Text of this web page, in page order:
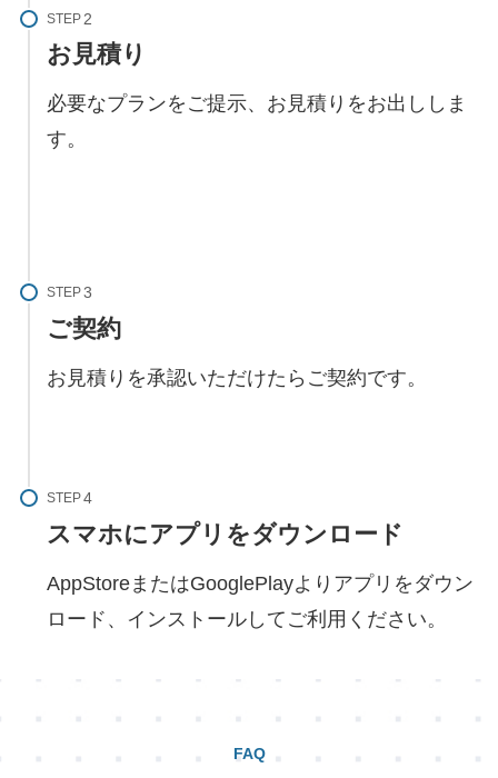
STEP
お見積り
必要なプランをご提示、お見積りをお出ししま
す。
STEP
ご契約
お見積りを承認いただけたらご契約です。
STEP
スマホにアプリをダウンロード
AppStoreまたはGooglePlayよりアプリをダウン
ロード、インストールしてご利用ください。
FAQ